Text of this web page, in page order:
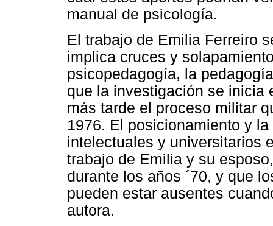
manual de psicología.
El trabajo de Emilia Ferreiro
implica cruces y
psicopedagogía, la
que la investigación se inicia
más tarde el proceso militar
1976. El posicionamiento y
intelectuales y universitarios
trabajo de Emilia y su
durante los años ´70, y que
pueden estar ausentes
autora.